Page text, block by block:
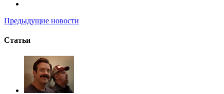
Предыдущие новости
Статьи